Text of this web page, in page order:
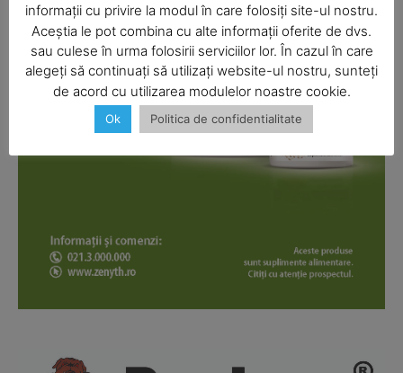
SUBSCRIBE NOW
Company
My account
informații cu privire la modul în care folosiți site-ul nostru.
Aceștia le pot combina cu alte informații oferite de dvs.
sau culese în urma folosirii serviciilor lor. În cazul în care
alegeți să continuați să utilizați website-ul nostru, sunteți
de acord cu utilizarea modulelor noastre cookie.
Ok Politica de confidentialitate